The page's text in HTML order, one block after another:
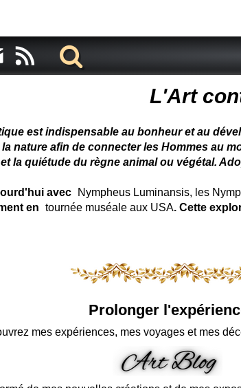
L'Art
est indispensable au bonheur et au
nature afin de connecter les Hommes au
la quiétude du règne animal ou végétal.
avec
Nympheus Luminansis, les
en tournée muséale aux USA. Cette
Prolonger
mes expériences, mes voyages et mes